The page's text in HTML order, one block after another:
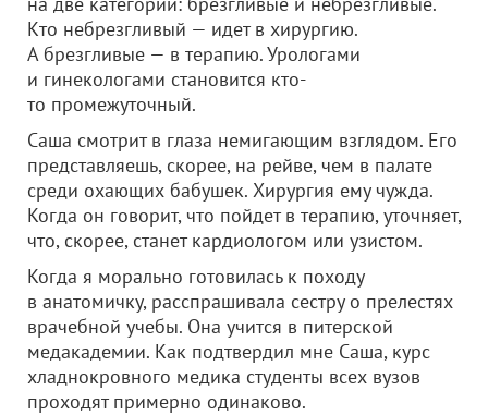
Кто небрезгливый — идет в хирургию.
А брезгливые — в терапию. Урологами
и гинекологами становится кто-
то промежуточный.
Саша смотрит в глаза немигающим взглядом. Его
представляешь, скорее, на рейве, чем в палате
среди охающих бабушек. Хирургия ему чужда.
Когда он говорит, что пойдет в терапию, уточняет,
что, скорее, станет кардиологом или узистом.
Когда я морально готовилась к походу
в анатомичку, расспрашивала сестру о прелестях
врачебной учебы. Она учится в питерской
медакадемии. Как подтвердил мне Саша, курс
хладнокровного медика студенты всех вузов
проходят примерно одинаково.